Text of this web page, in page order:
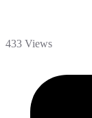
433 Views